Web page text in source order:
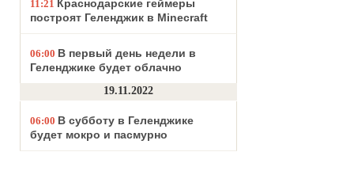
11:21 Краснодарские геймеры
построят Геленджик в Minecraft
06:00 В первый день недели в
Геленджике будет облачно
19.11.2022
06:00 В субботу в Геленджике
будет мокро и пасмурно